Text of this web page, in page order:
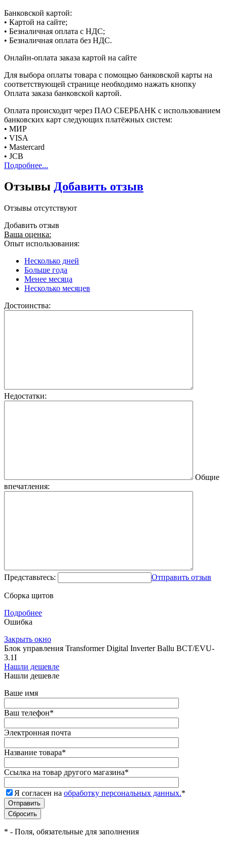
Банковской картой:
• Картой на сайте;
• Безналичная оплата с НДС;
• Безналичная оплата без НДС.
Онлайн-оплата заказа картой на сайте
Для выбора оплаты товара с помощью банковской карты на
соответствующей странице необходимо нажать кнопку
Оплата заказа банковской картой.
Оплата происходит через ПАО СБЕРБАНК с использованием
банковских карт следующих платёжных систем:
• МИР
• VISA
• Mastercard
• JCB
Подробнее...
Отзывы Добавить отзыв
Отзывы отсутствуют
Добавить отзыв
Ваша оценка:
Опыт использования:
Несколько дней
Больше года
Менее месяца
Несколько месяцев
Достоинства:
Недостатки:
Общие
впечатления:
Представьтесь: Отправить отзыв
Сборка щитов
Подробнее
Ошибка
Закрыть окно
Блок управления Transformer Digital Inverter Ballu BCT/EVU-
3.1I
Нашли дешевле
Нашли дешевле
Ваше имя
Ваш телефон*
Электронная почта
Название товара*
Ссылка на товар другого магазина*
Я согласен на обработку персональных данных.*
* - Поля, обязательные для заполнения